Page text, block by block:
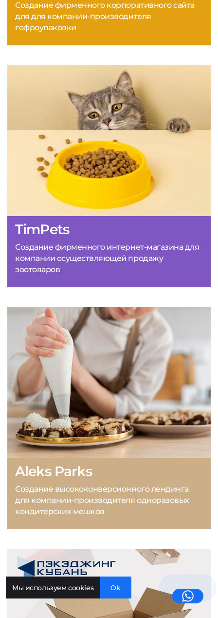
Создание фирменного корпоративного сайта
для для компании-производителя
гофроупаковки
Aleks Parks
Создание высококонверсионного лендинга
для компании-производителя одноразовых
кондитерских мешков
TimPets
Создание фирменного интернет-магазина для
компании осуществляющей продажу
зоотоваров
Мы используем cookies Ok